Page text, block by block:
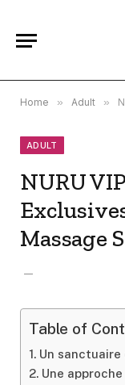
Home » Adult »
ADULT
NURU
Massage
Table of
Un
Une